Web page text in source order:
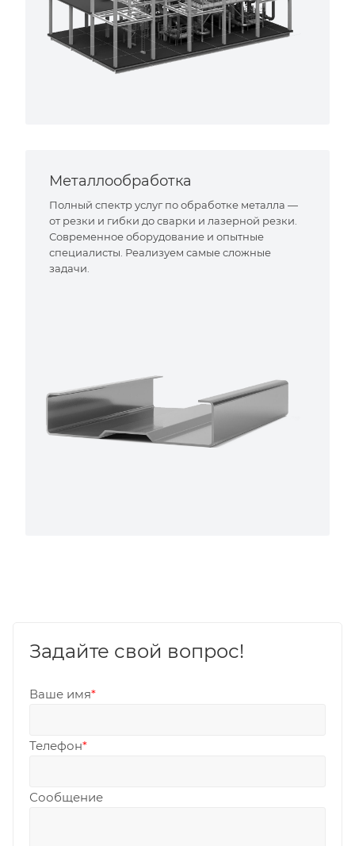
Металлообработка
Полный спектр услуг по обработке металла —
от резки и гибки до сварки и лазерной резки.
Современное оборудование и опытные
специалисты. Реализуем самые сложные
задачи.
Задайте свой вопрос!
Ваше имя*
Телефон*
Сообщение